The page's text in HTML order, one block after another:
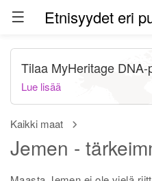
Kaikki maat
Jemen -
Tilaa MyHeritage DNA-
Lue lisää